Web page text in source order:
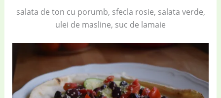
salata de ton cu porumb, sfecla rosie, salata verde,
ulei de masline, suc de lamaie